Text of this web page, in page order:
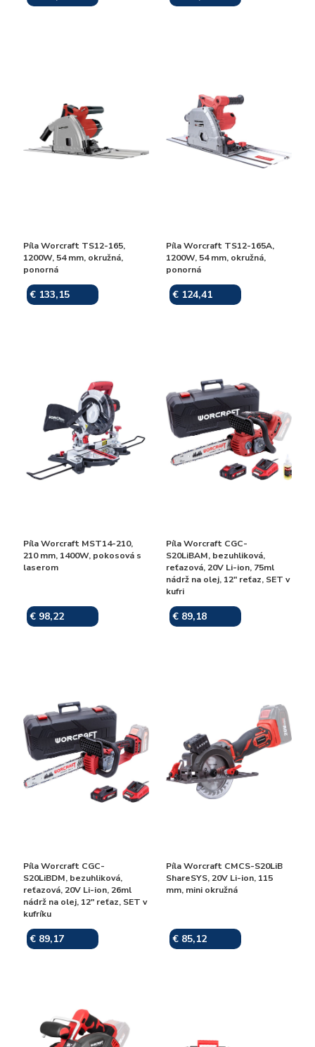
Píla Worcraft TS12-165,
1200W, 54 mm, okružná,
ponorná
€ 133,15
Píla Worcraft TS12-165A,
1200W, 54 mm, okružná,
ponorná
€ 124,41
Píla Worcraft MST14-210,
210 mm, 1400W, pokosová s
laserom
€ 98,22
Píla Worcraft CGC-
S20LiBAM, bezuhliková,
reťazová, 20V Li-ion, 75ml
nádrž na olej, 12" reťaz, SET v
kufri
€ 89,18
Píla Worcraft CGC-
S20LiBDM, bezuhliková,
reťazová, 20V Li-ion, 26ml
nádrž na olej, 12" reťaz, SET v
kufríku
€ 89,17
Píla Worcraft CMCS-S20LiB
ShareSYS, 20V Li-ion, 115
mm, mini okružná
€ 85,12